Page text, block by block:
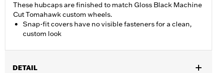
These hubcaps are finished to match Gloss Black Machine
Cut Tomahawk custom wheels.
Snap-fit covers have no visible fasteners for a clean,
custom look
DETAIL